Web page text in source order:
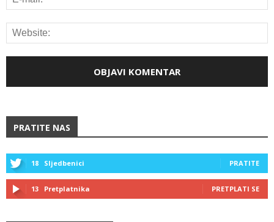
PRATITE NAS
18 Sljedbenici PRATITE
13 Pretplatnika PRETPLATI SE